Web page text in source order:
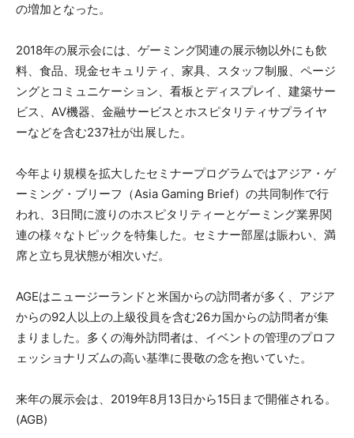
の増加となった。
2018年の展示会には、ゲーミング関連の展示物以外にも飲
料、食品、現金セキュリティ、家具、スタッフ制服、ページ
ングとコミュニケーション、看板とディスプレイ、建築サー
ビス、AV機器、金融サービスとホスピタリティサプライヤ
ーなどを含む237社が出展した。
今年より規模を拡大したセミナープログラムではアジア・ゲ
ーミング・ブリーフ（Asia Gaming Brief）の共同制作で行
われ、3日間に渡りのホスピタリティーとゲーミング業界関
連の様々なトピックを特集した。セミナー部屋は賑わい、満
席と立ち見状態が相次いだ。
AGEはニュージーランドと米国からの訪問者が多く、アジア
からの92人以上の上級役員を含む26カ国からの訪問者が集
まりました。多くの海外訪問者は、イベントの管理のプロフ
ェッショナリズムの高い基準に畏敬の念を抱いていた。
来年の展示会は、2019年8月13日から15日まで開催される。
(AGB)